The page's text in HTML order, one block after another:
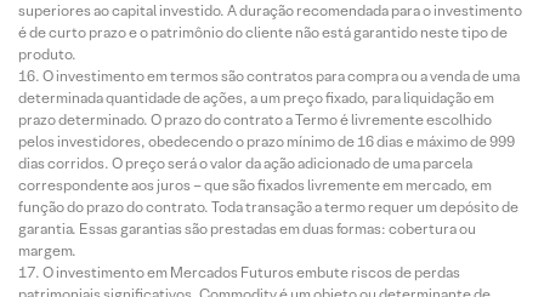
superiores ao capital investido. A duração recomendada para o investimento
é de curto prazo e o patrimônio do cliente não está garantido neste tipo de
produto.
O investimento em termos são contratos para compra ou a venda de uma
determinada quantidade de ações, a um preço fixado, para liquidação em
prazo determinado. O prazo do contrato a Termo é livremente escolhido
pelos investidores, obedecendo o prazo mínimo de 16 dias e máximo de 999
dias corridos. O preço será o valor da ação adicionado de uma parcela
correspondente aos juros – que são fixados livremente em mercado, em
função do prazo do contrato. Toda transação a termo requer um depósito de
garantia. Essas garantias são prestadas em duas formas: cobertura ou
margem.
O investimento em Mercados Futuros embute riscos de perdas